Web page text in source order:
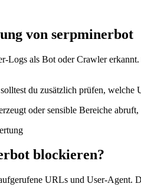
von serpminerbot
Logs als Bot oder Crawler
du zusätzlich prüfen,
oder sensible Bereiche
blockieren?
URLs und User-Agent.